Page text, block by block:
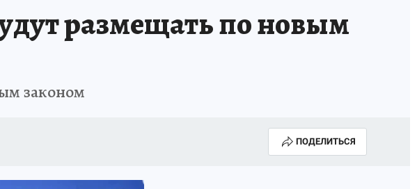
размещать по новым
законом
ПОДЕЛИТЬСЯ